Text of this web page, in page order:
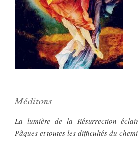
Méditons
La lumière de la Résurrection
Pâques et toutes les difficultés du